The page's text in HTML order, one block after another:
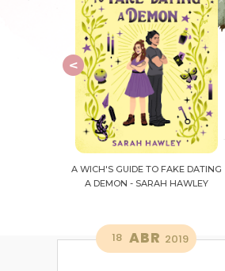
COM SANGUE - STEPHEN KING
18 ABR 2019